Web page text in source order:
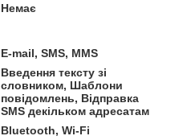
Немає
E-mail, SMS, MMS
Введення тексту зі
словником, Шаблони
повідомлень, Відправка
SMS декільком адресатам
Bluetooth, Wi-Fi